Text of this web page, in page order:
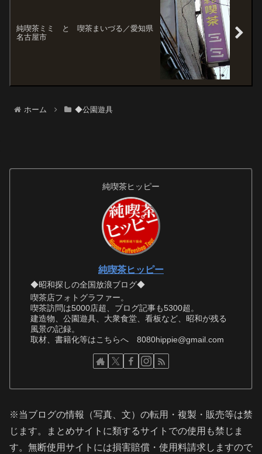
純喫茶ミミ と 喫茶まいづる／愛知県
名古屋市
ホーム ◆公園遊具
純喫茶ヒッピー
純喫茶ヒッピー
◆昭和探しの全国放浪ブログ◆
喫茶店フォトグラファー。
喫茶訪問は5000店超、ブログ記事も5300超。
建造物、公園遊具、大衆食堂、看板など、昭和が残る
風景の記録。
取材、書籍化等はこちらへ 8080hippie@gmail.com
※当ブログの情報（写真、文）の転用・複製・販売等は禁
じます。まとめサイトに類するサイトでの使用も禁じま
す。無断使用サイトには損害賠償・使用料請求しますので